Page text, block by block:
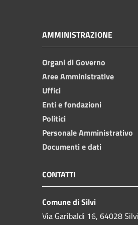
AMMINISTRAZIONE
Organi di Governo
Aree Amministrative
Uffici
Enti e fondazioni
Politici
Personale Amministrativo
Documenti e dati
CONTATTI
Comune di Silvi
Via Garibaldi 16, 64028